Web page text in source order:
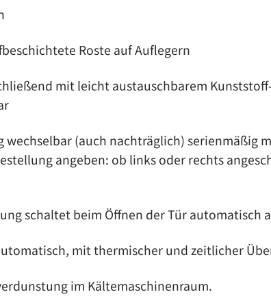
Roste auf Auflegern
mit leicht austauschbarem
wechselbar (auch nachträglich) serienmäßig
angeben: ob links oder rechts
schaltet beim Öffnen der Tür automatisch
mit thermischer und zeitlicher
im Kältemaschinenraum.